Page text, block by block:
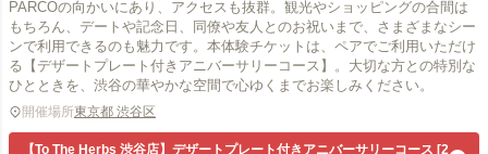
PARCOの向かいにあり、アクセスも抜群。観光やショッピングの合間は
もちろん、デートや記念日、同僚や友人とのお祝いまで、さまざまなシー
ンで利用できるのも魅力です。本体験チケットは、ペアでご利用いただけ
る【デザートプレート付きアニバーサリーコース】。大切な方との特別な
ひとときを、渋谷の華やかな空間で心ゆくまでお楽しみください。
開催場所東京都 渋谷区
【To The Herbs 渋谷店】デザートプレート付きアニバーサリーコース [2